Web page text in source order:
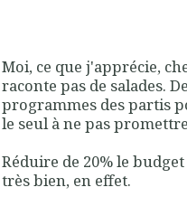
Moi, ce que j'apprécie,
raconte pas de salades.
programmes des partis
le seul à ne pas
Réduire de 20% le
très bien, en effet.